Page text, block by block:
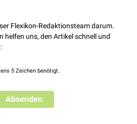
Flexikon-Redaktionsteam darum.
helfen uns, den Artikel schnell und
5 Zeichen benötigt.
Absenden